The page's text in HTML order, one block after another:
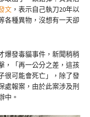
文 ，表示自己執刀20年以
各種異物，沒想有一天卻
爆發毒貓事件，新聞稍稍
，「再一公分之差，這孩
很可能會死亡」，除了發
處報案，由於此案涉及刑
中。